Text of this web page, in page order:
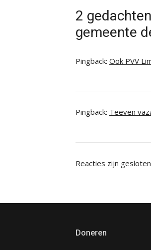
2
gemeente
Pingback: Ook PVV
Pingback: Teeven
Reacties zijn
Doneren